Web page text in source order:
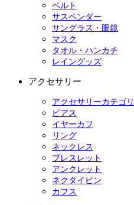
ベルト
サスペンダー
サングラス・眼鏡
マスク
タオル・ハンカチ
レイングッズ
アクセサリー
アクセサリーカテゴ
ピアス
イヤーカフ
リング
ネックレス
ブレスレット
アンクレット
ネクタイピン
カフス